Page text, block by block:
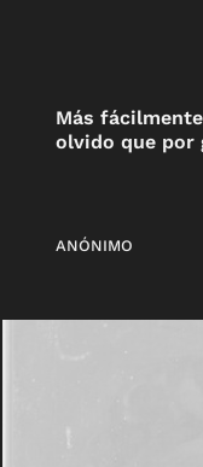
Más
olvido que por
ANÓNIMO